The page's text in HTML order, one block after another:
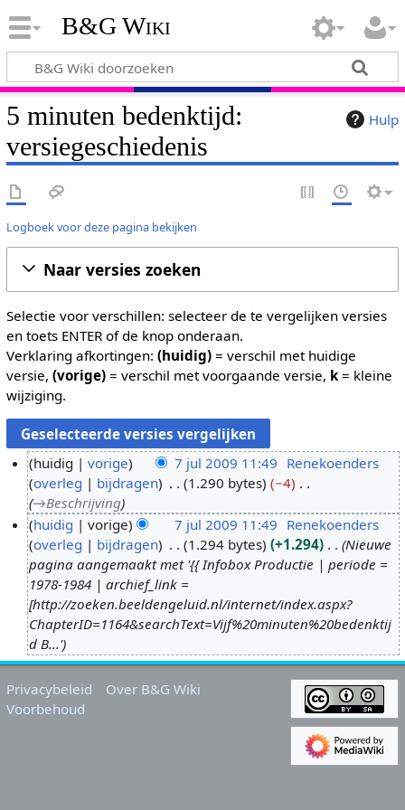
B&G Wiki
Hulp
5 minuten bedenktijd:
versiegeschiedenis
Logboek voor deze pagina bekijken
Naar versies zoeken
Selectie voor verschillen: selecteer de te vergelijken versies
en toets ENTER of de knop onderaan.
Verklaring afkortingen: (huidig)= verschil met huidige
versie, (vorige)= verschil met voorgaande versie, k= kleine
wijziging.
u
huidig vorige 7 jul 2009 11:49 Renekoenders
overleg
bijdragen 1.290 bytes
−4
→Beschrijving
huidig
vorige 7 jul 2009 11:49 Renekoenders
overleg
bijdragen 1.294 bytes +1.294
Nieuwe
pagina aangemaakt met '{{ Infobox Productie | periode =
1978-1984 | archief_link =
[http://zoeken.beeldengeluid.nl/internet/index.aspx?
ChapterID=1164&searchText=Vijf%20minuten%20bedenktij
d B...'
Privacybeleid
Over B&G Wiki
Voorbehoud